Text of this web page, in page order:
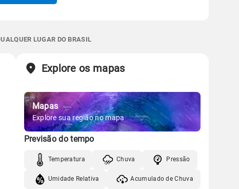
Vento Umidade
0.0mm
06:36h às 17:53h
Nova
Gráfico
Vento Umidade
LUGAR DO BRASIL
Explore os mapas
Mapas
Explore sua região no mapa
Previsão do tempo
Temperatura Chuva Pressão
Umidade Relativa Acumulado de Chuva